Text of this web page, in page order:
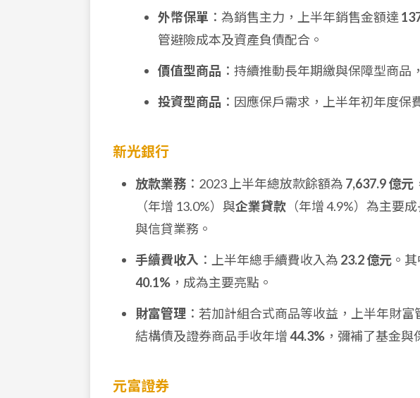
外幣保單 ：為銷售主力，上半年銷售金額達
管避險成本及資產負債配合。
價值型商品 ：持續推動長年期繳與保障型商品
投資型商品 ：因應保戶需求，上半年初年度保
新光銀行
放款業務 ：2023 上半年總放款餘額為 7,637.9 億元
（年增 13.0%）與企業貸款 （年增 4.9%）為主要
與信貸業務。
手續費收入 ：上半年總手續費收入為 23.2 億元 。其
40.1% ，成為主要亮點。
財富管理 ：若加計組合式商品等收益，上半年財富
結構債及證券商品手收年增44.3% ，彌補了基金與
元富證券